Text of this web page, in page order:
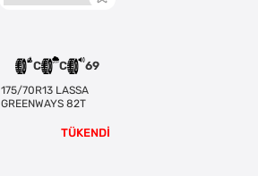
C C 69
175/70R13 LASSA
GREENWAYS 82T
TÜKENDİ